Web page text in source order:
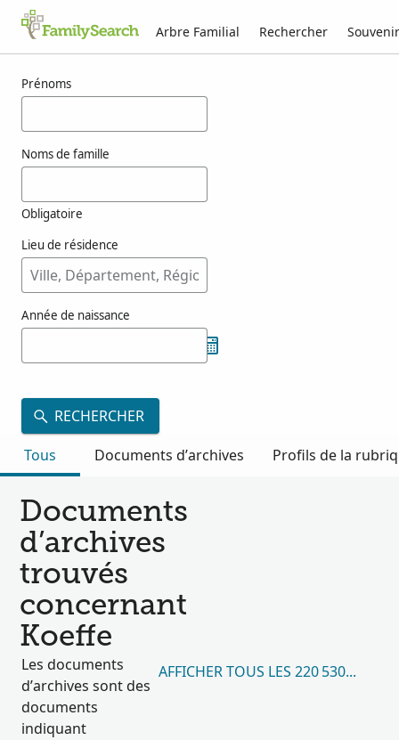
Arbre Familial Rechercher
Prénoms
Noms de famille
Obligatoire
Lieu de résidence
Année de naissance
RECHERCHER
Tous
Documents d’archives Profils de la
Documents
d’archives
trouvés
concernant
Koeffe
Les documents
d’archives sont des
documents
indiquant
AFFICHER TOUS LES 220 530